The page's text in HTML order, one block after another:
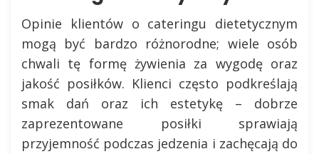
Opinie klientów o cateringu dietetycznym
mogą być bardzo różnorodne; wiele osób
chwali tę formę żywienia za wygodę oraz
jakość posiłków. Klienci często podkreślają
smak dań oraz ich estetykę – dobrze
zaprezentowane posiłki sprawiają
przyjemność podczas jedzenia i zachęcają do